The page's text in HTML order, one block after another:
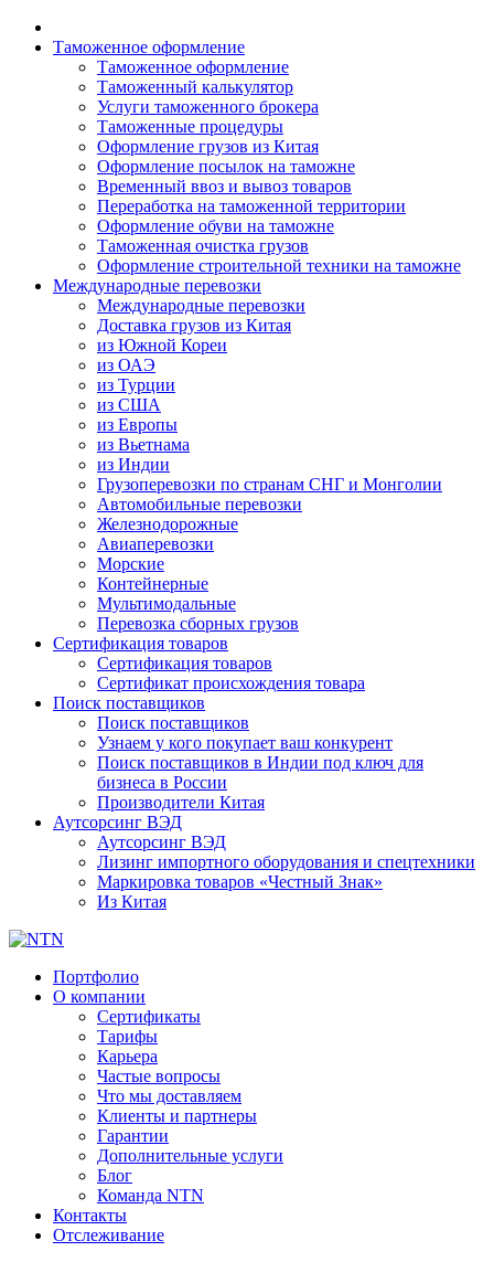
Таможенное оформление
Таможенное оформление
Таможенный калькулятор
Услуги таможенного брокера
Таможенные процедуры
Оформление грузов из Китая
Оформление посылок на таможне
Временный ввоз и вывоз товаров
Переработка на таможенной территории
Оформление обуви на таможне
Таможенная очистка грузов
Оформление строительной техники на таможне
Международные перевозки
Международные перевозки
Доставка грузов из Китая
из Южной Кореи
из ОАЭ
из Турции
из США
из Европы
из Вьетнама
из Индии
Грузоперевозки по странам СНГ и Монголии
Автомобильные перевозки
Железнодорожные
Авиаперевозки
Морские
Контейнерные
Мультимодальные
Перевозка сборных грузов
Сертификация товаров
Сертификация товаров
Сертификат происхождения товара
Поиск поставщиков
Поиск поставщиков
Узнаем у кого покупает ваш конкурент
Поиск поставщиков в Индии под ключ для
бизнеса в России
Производители Китая
Аутсорсинг ВЭД
Аутсорсинг ВЭД
Лизинг импортного оборудования и спецтехники
Маркировка товаров «Честный Знак»
Из Китая
Портфолио
О компании
Сертификаты
Тарифы
Карьера
Частые вопросы
Что мы доставляем
Клиенты и партнеры
Гарантии
Дополнительные услуги
Блог
Команда NTN
Контакты
Отслеживание